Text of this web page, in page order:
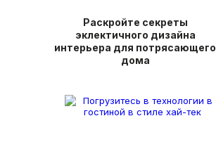
Раскройте секреты
эклектичного дизайна
интерьера для потрясающего
дома